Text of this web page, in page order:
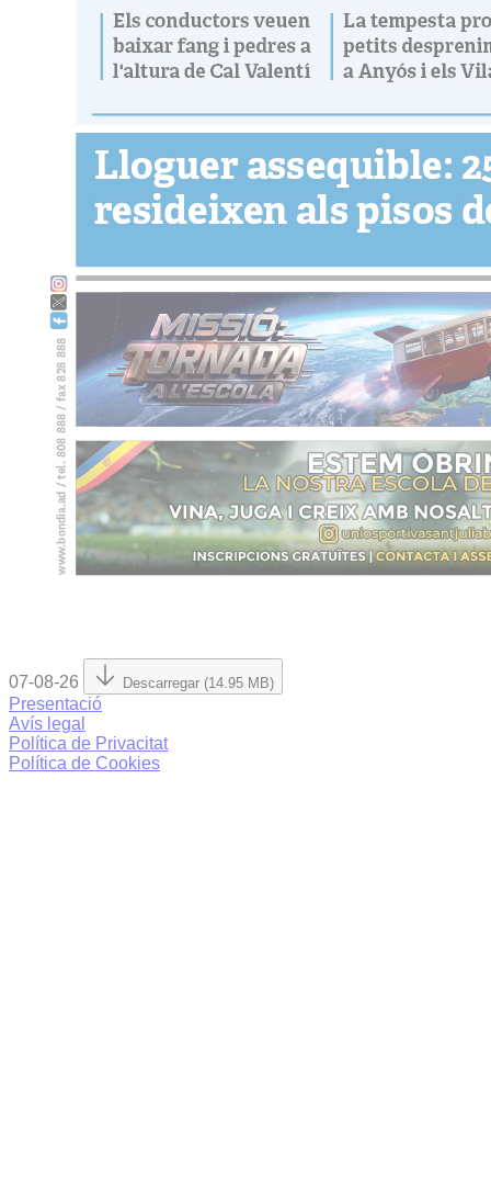
07-08-26 Descarregar (14.95 MB)
Presentació
Avís legal
Política de Privacitat
Política de Cookies